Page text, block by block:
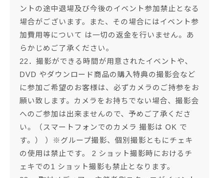
ントの途中退場及び今後のイベント参加禁止となる
場合がございます。また、その場合にはイベント参
加費用等について は一切の返金を行いません。あ
らかじめご了承ください。
22．撮影ができる時間が用意されたイベントや、
DVD やダウンロード商品の購入特典の撮影会など
に参加ご希望のお客様は、必ずカメラのご持参をお
願い致します。カメラをお持ちでない場合、撮影会
へのご参加は出来ませんので、予めご了承くださ
い。（スマートフォンでのカメラ 撮影は OK で
す。） ）※グループ撮影、個別撮影ともにチェキ
の使用は禁止です。 2 ショット撮影時におけるチ
ェキでの1 ショット撮影も禁止となります。